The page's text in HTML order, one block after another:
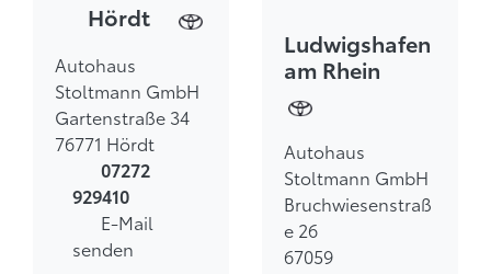
Hördt
Autohaus
Stoltmann GmbH
Gartenstraße 34
76771 Hördt
07272
929410
E-Mail
senden
Ludwigshafen
am Rhein
Autohaus
Stoltmann GmbH
Bruchwiesenstraß
e 26
67059